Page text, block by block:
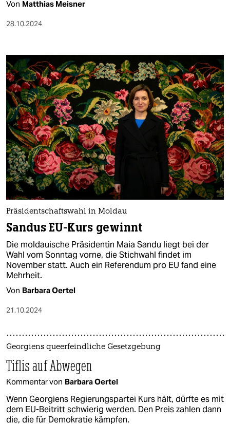
Von Matthias Meisner
28.10.2024
Präsidentschaftswahl in Moldau
Sandus EU-Kurs gewinnt
Die moldauische Präsidentin Maia Sandu liegt bei der
Wahl vom Sonntag vorne, die Stichwahl findet im
November statt. Auch ein Referendum pro EU fand eine
Mehrheit.
Von Barbara Oertel
21.10.2024
Georgiens queerfeindliche Gesetzgebung
Tiflis auf Abwegen
Kommentar von Barbara Oertel
Wenn Georgiens Regierungspartei Kurs hält, dürfte es mit
dem EU-Beitritt schwierig werden. Den Preis zahlen dann
die, die für Demokratie kämpfen.